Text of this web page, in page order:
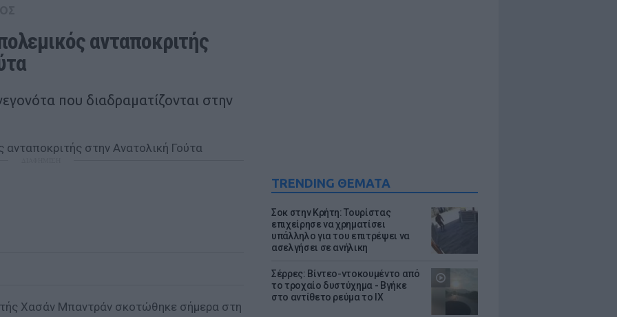
TRENDING ΘΕΜΑΤΑ
Σοκ στην Κρήτη: Τουρίστας
επιχείρησε να χρηματίσει
υπάλληλο για του επιτρέψει να
ασελγήσει σε ανήλικη
Σέρρες: Βίντεο-ντοκουμέντο από
το τροχαίο δυστύχημα - Βγήκε
στο αντίθετο ρεύμα το ΙΧ
ανταποκριτής
που διαδραματίζονται στην
Χασάν Μπαντράν σκοτώθηκε σήμερα στη